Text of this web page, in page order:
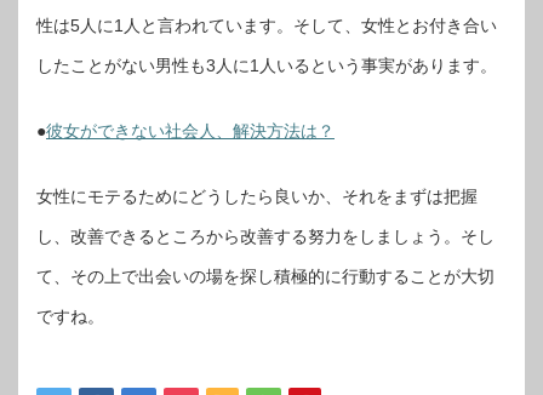
性は5人に1人と言われています。そして、女性とお付き合い
したことがない男性も3人に1人いるという事実があります。
●彼女ができない社会人、解決方法は？
女性にモテるためにどうしたら良いか、それをまずは把握
し、改善できるところから改善する努力をしましょう。そし
て、その上で出会いの場を探し積極的に行動することが大切
ですね。